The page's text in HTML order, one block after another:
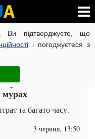
Ви підтверджуєте, що
і погоджуєтеся з
КОРОНАВІРУС В УКРАЇНІ
ЧИТАТЬ НА РУССКОМ
простий метод,
мурах
та багато часу.
3 червня, 13:50